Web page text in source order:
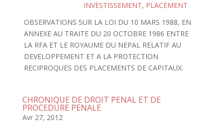
INVESTISSEMENT, PLACEMENT
OBSERVATIONS SUR LA LOI DU 10 MARS 1988, EN
ANNEXE AU TRAITE DU 20 OCTOBRE 1986 ENTRE
LA RFA ET LE ROYAUME DU NEPAL RELATIF AU
DEVELOPPEMENT ET A LA PROTECTION
RECIPROQUES DES PLACEMENTS DE CAPITAUX.
CHRONIQUE DE DROIT PENAL ET DE
PROCEDURE PENALE
Avr 27, 2012